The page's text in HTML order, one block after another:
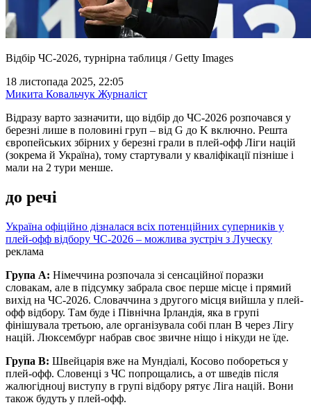
Відбір ЧС-2026, турнірна таблиця / Getty Images
18 листопада 2025, 22:05
Микита Ковальчук Журналіст
Відразу варто зазначити, що відбір до ЧС-2026 розпочався у
березні лише в половині груп – від G до K включно. Решта
європейських збірних у березні грали в плей-офф Ліги націй
(зокрема й Україна), тому стартували у кваліфікації пізніше і
мали на 2 тури менше.
до речі
Україна офіційно дізналася всіх потенційних суперників у
плей-офф відбору ЧС-2026 – можлива зустріч з Луческу
реклама
Група А: Німеччина розпочала зі сенсаційної поразки
словакам, але в підсумку забрала своє перше місце і прямий
вихід на ЧС-2026. Словаччина з другого місця вийшла у плей-
офф відбору. Там буде і Північна Ірландія, яка в групі
фінішувала третьою, але організувала собі план В через Лігу
націй. Люксембург набрав своє звичне ніщо і нікуди не їде.
Група В: Швейцарія вже на Мундіалі, Косово побореться у
плей-офф. Словенці з ЧС попрощались, а от шведів після
жалюгідноuj виступу в групі відбору рятує Ліга націй. Вони
також будуть у плей-офф.